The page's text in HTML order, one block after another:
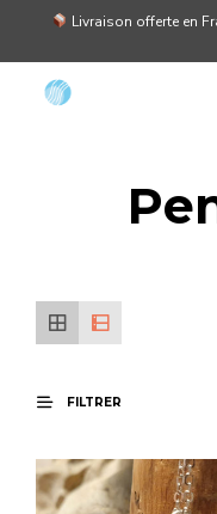
Livraison offerte en
FILTRER